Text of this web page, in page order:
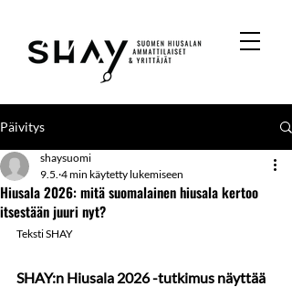
Päivitys
Hiusala 2026: mitä suomalainen hiusala kertoo
itsestään juuri nyt?
shaysuomi
9.5. 4 min käytetty lukemiseen
Teksti SHAY
SHAY:n Hiusala 2026 -tutkimus näyttää